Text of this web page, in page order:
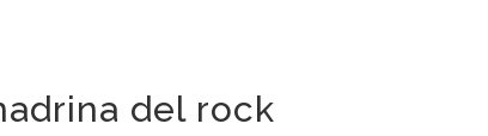
del rock